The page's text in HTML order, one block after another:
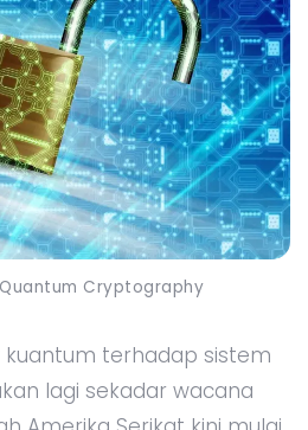
Cryptography
terhadap sistem
lagi sekadar wacana